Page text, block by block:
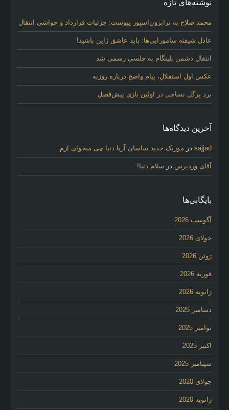
نوشته‌های تازه
محمد صلاح به ترابزون‌اسپور پیوست: جزئیات قرارداد و حواشی انتقال
عادل شیفته سامورایی‌ها: باید عاشق ژاپن باشید!
انتقال دشمن بلینگام به چلسی رسمی شد
عکس اول استقلال، پیام واضح درباره روزبه
برد پرگل نساجی در اولین بازی پیش‌فصل
آخرین دیدگاه‌ها
sajjad در موزیک جدید ساسان آریا دنیا چی میخوای ازم
آقای وردپرس در سلام دنیا!
بایگانی‌ها
آگوست 2026
جولای 2026
ژوئن 2026
فوریه 2026
ژانویه 2026
دسامبر 2025
نوامبر 2025
اکتبر 2025
سپتامبر 2025
جولای 2020
ژانویه 2020